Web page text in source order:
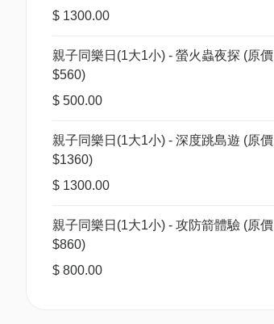
$ 1300.00
親子同樂日(1大1小) - 螢火蟲夜探 (原價
$560)
$ 500.00
親子同樂日(1大1小) - 深度跳島遊 (原價
$1360)
$ 1300.00
親子同樂日(1大1小) - 攻防箭體驗 (原價
$860)
$ 800.00